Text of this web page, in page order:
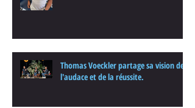
Thomas Voeckler partage sa vision de
l'audace et de la réussite.